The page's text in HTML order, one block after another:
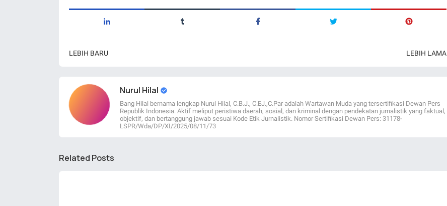
LEBIH BARU LEBIH LAMA
Nurul Hilal
Bang Hilal bernama lengkap Nurul Hilal, C.B.J., C.EJ.,C.Par adalah Wartawan Muda yang tersertifikasi Dewan Pers
Republik Indonesia. Aktif meliput peristiwa daerah, sosial, dan kriminal dengan pendekatan jurnalistik yang faktual,
objektif, dan bertanggung jawab sesuai Kode Etik Jurnalistik. Nomor Sertifikasi Dewan Pers: 31178-
LSPR/Wda/DP/XI/2025/08/11/73
Related Posts